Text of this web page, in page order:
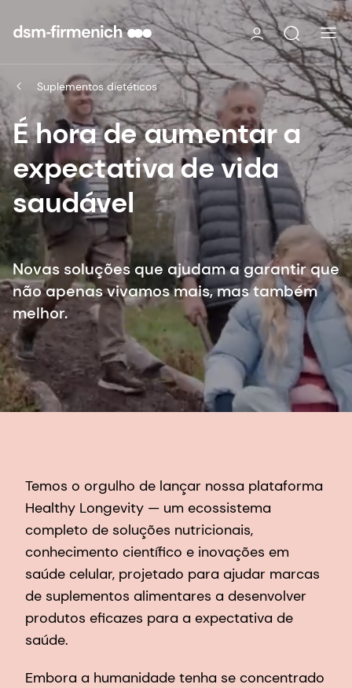
Suplementos dietéticos
É hora de aumentar a
expectativa de vida
saudável
Novas soluções que ajudam a garantir que
não apenas vivamos mais, mas também
melhor.
Temos o orgulho de lançar nossa plataforma
Healthy Longevity — um ecossistema
completo de soluções nutricionais,
conhecimento científico e inovações em
saúde celular, projetado para ajudar marcas
de suplementos alimentares a desenvolver
produtos eficazes para a expectativa de
saúde.
Embora a humanidade tenha se concentrado